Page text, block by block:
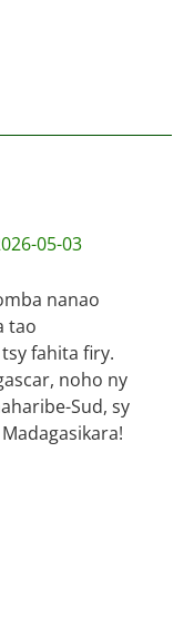
05-03
nanao
tao
fahita firy.
noho ny
Sud, sy